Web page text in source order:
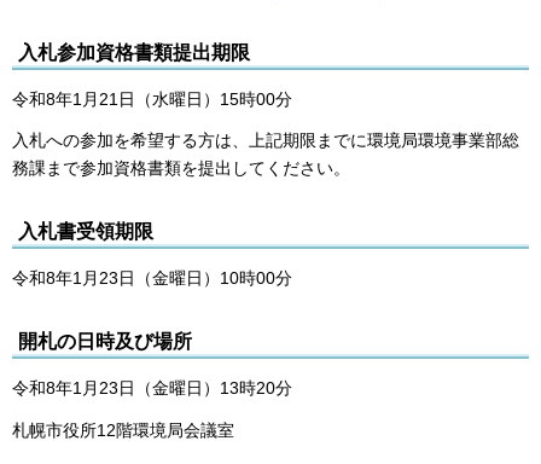
入札参加資格書類提出期限
令和8年1月21日（水曜日）15時00分
入札への参加を希望する方は、上記期限までに環境局環境事業部総
務課まで参加資格書類を提出してください。
入札書受領期限
令和8年1月23日（金曜日）10時00分
開札の日時及び場所
令和8年1月23日（金曜日）13時20分
札幌市役所12階環境局会議室